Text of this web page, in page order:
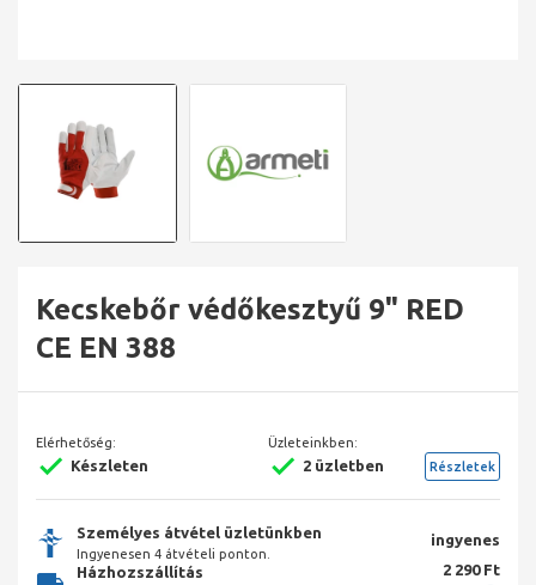
Kecskebőr védőkesztyű 9" RED
CE EN 388
Elérhetőség:
Készleten
Üzleteinkben:
2 üzletben Részletek
Személyes átvétel üzletünkben
Ingyenesen 4 átvételi ponton.
ingyenes
Házhozszállítás
2 290 Ft